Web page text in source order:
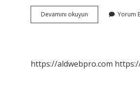
Devamını okuyun
Kimdir
Yorum
https://aldwebpro.com